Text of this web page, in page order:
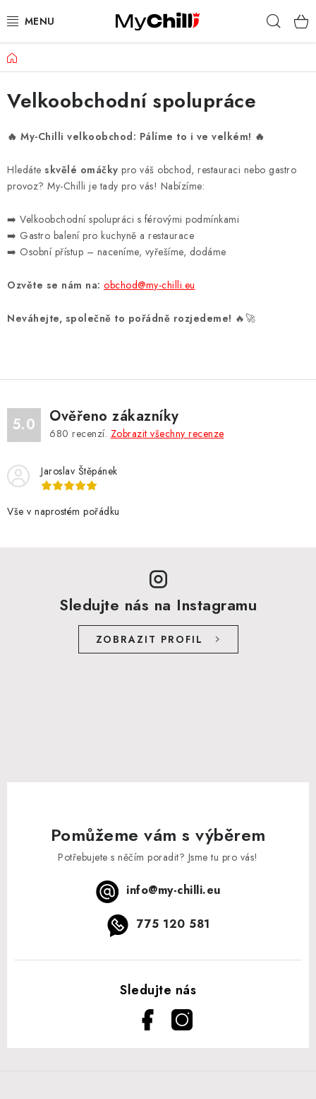
na
KOMPLETNÍ NABÍDKA
DÁRKOVÉ SADY
OCENĚNÉ PRODUKTY
LIMITOVANÉ EDICE
KDE NÁS KOUPÍTE
BLOG
CHILLI OMÁČKY VŠECH PÁLIVOSTÍ
ZNAČKY
Kontakty
Jak nakupovat, doprava
Velkoobchodní spolupráce
Obchodní podmínky
Kde nás koupíte
Domů
Velkoobchodní spolupráce
🔥 My-Chilli velkoobchod: Pálíme to i ve velkém! 🔥
Hledáte skvělé omáčky pro váš obchod, restauraci nebo gastro
provoz? My-Chilli je tady pro vás! Nabízíme:
➡️ Velkoobchodní spolupráci s férovými podmínkami
➡️ Gastro balení pro kuchyně a restaurace
➡️ Osobní přístup – naceníme, vyřešíme, dodáme
Ozvěte se nám na: obchod@my-chilli.eu
Neváhejte, společně to pořádně rozjedeme! 🔥🚀
5.0 Ověřeno zákazníky
680 recenzí. Zobrazit všechny recenze
Jaroslav Štěpánek
Vše v naprostém pořádku
Sledujte nás na Instagramu
ZOBRAZIT PROFIL
Pomůžeme vám s výběrem
Potřebujete s něčím poradit? Jsme tu pro vás!
info@my-chilli.eu
775 120 581